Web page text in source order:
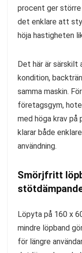
procent ger större
det enklare att
höja hastigheten
Det här är särskilt
kondition,
samma maskin.
företagsgym,
med höga krav
klarar både
användning.
Smörjfritt
Löpyta på 160 x
mindre löpband
för längre